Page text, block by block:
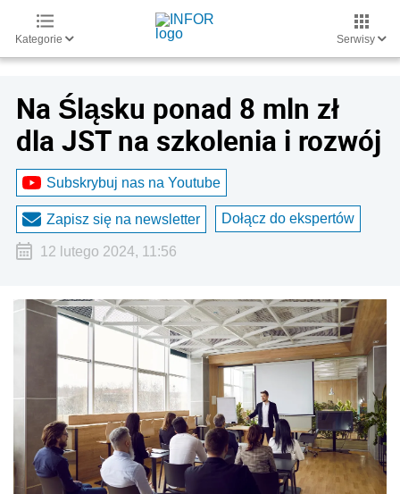
Kategorie Serwisy
Na Śląsku ponad 8 mln zł
dla JST na szkolenia i rozwój
Subskrybuj nas na Youtube
Zapisz się na newsletter Dołącz do ekspertów
12 lutego 2024, 11:56